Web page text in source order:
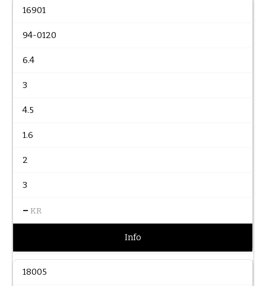
16901
94-0120
6.4
3
4.5
1.6
2
3
– KR
Info
18005